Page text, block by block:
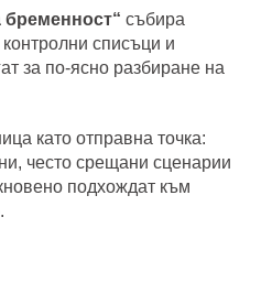
събира
списъци и
за по-ясно разбиране на
като отправна точка:
често срещани сценарии
подхождат към